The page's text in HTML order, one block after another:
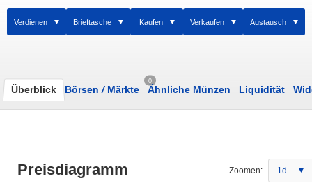
Verdienen Brieftasche Kaufen Verkaufen Austausch
Überblick Börsen /Märkte
0
Ähnliche Münzen Liquidität
Preisdiagramm Zoomen: 1d